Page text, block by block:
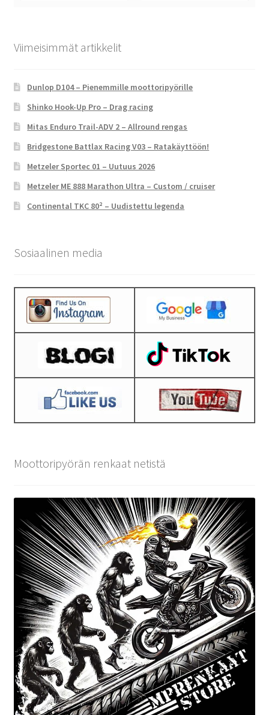
Viimeisimmät artikkelit
Dunlop D104 – Pienemmille moottoripyörille
Shinko Hook-Up Pro – Drag racing
Mitas Enduro Trail-ADV 2 – Allround rengas
Bridgestone Battlax Racing V03 – Ratakäyttöön!
Metzeler Sportec 01 – Uutuus 2026
Metzeler ME 888 Marathon Ultra – Custom / cruiser
Continental TKC 80² – Uudistettu legenda
Sosiaalinen media
Moottoripyörän renkaat netistä